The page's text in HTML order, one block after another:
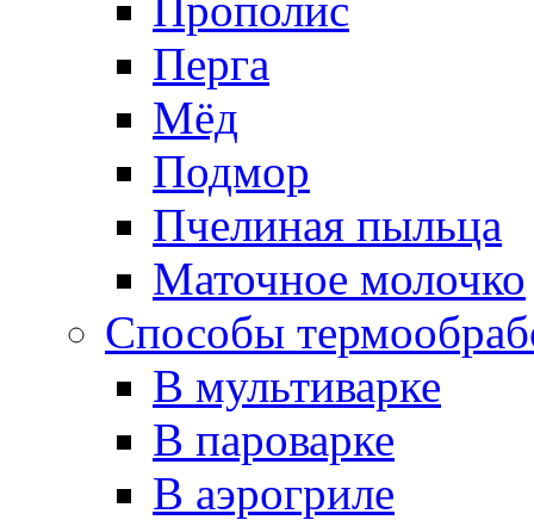
Перга
Мёд
Подмор
Пчелиная пыльца
Маточное молочко
Способы
В мультиварке
В пароварке
В аэрогриле